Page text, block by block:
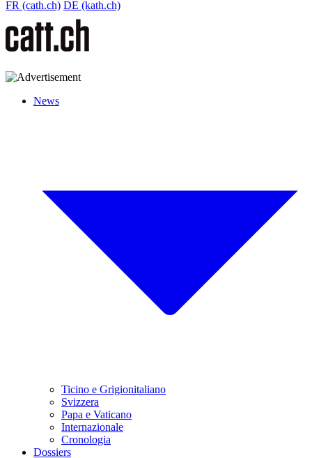
FR (cath.ch) DE (kath.ch)
News
Ticino e Grigionitaliano
Svizzera
Papa e Vaticano
Internazionale
Cronologia
Dossiers